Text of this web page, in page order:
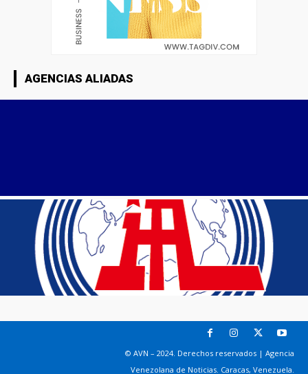
AGENCIAS ALIADAS
© AVN – 2024. Derechos reservados | Agencia
Venezolana de Noticias. Caracas, Venezuela.